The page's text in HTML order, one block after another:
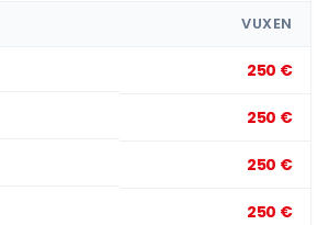
VUXEN
250 €
250 €
250 €
250 €